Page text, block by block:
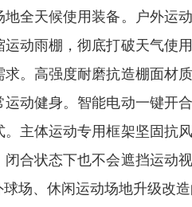
全天候使用装备。户外
动雨棚，彻底打破天气使
。高强度耐磨抗造棚面材
动健身。智能电动一键开
主体运动专用框架坚固抗
合状态下也不会遮挡运动
场、休闲运动场地升级改造